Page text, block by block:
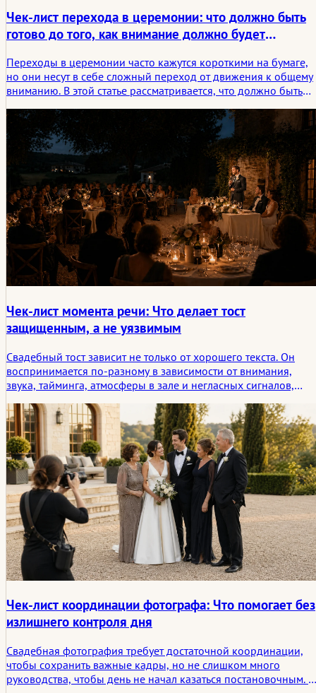
Чек-лист перехода в церемонии: что должно быть
готово до того, как внимание должно будет
Переходы в церемонии часто кажутся короткими на бумаге,
но они несут в себе сложный переход от движения к общему
вниманию. В этой статье рассматривается, что должно быть
сигналов, тишины и более тонкой эмоциональной готовности
пространства.
Чек-лист момента речи: Что делает тост
защищенным, а не уязвимым
Свадебный тост зависит не только от хорошего текста. Он
воспринимается по-разному в зависимости от внимания,
звука, тайминга, атмосферы в зале и негласных сигналов,
этот момент или оставляет в одиночестве.
Чек-лист координации фотографа: Что помогает без
излишнего контроля дня
Свадебная фотография требует достаточной координации,
чтобы сохранить важные кадры, но не слишком много
руководства, чтобы день не начал казаться постановочным. В